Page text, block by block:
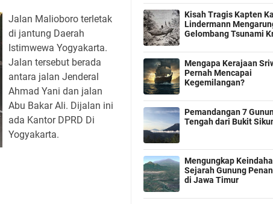
Jalan Malioboro terletak
di jantung Daerah
Istimwewa Yogyakarta.
Jalan tersebut berada
antara jalan Jenderal
Ahmad Yani dan jalan
Abu Bakar Ali. Dijalan ini
ada Kantor DPRD Di
Yogyakarta.
Kisah Tragis Kapten
Lindermann
Gelombang Tsunami
Mengapa Kerajaan
Pernah Mencapai
Kegemilangan?
Pemandangan 7
Tengah dari Bukit
Mengungkap
Sejarah Gunung
di Jawa Timur